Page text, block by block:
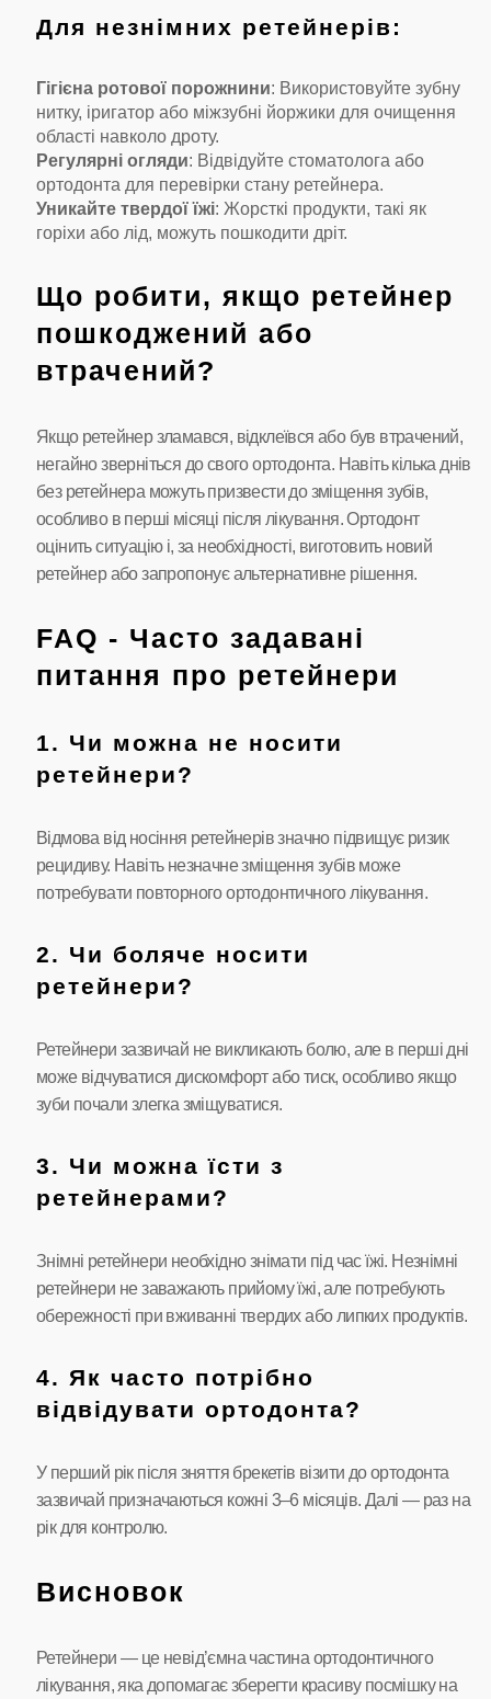
Для незнімних ретейнерів:
Гігієна ротової порожнини: Використовуйте зубну
нитку, іригатор або міжзубні йоржики для очищення
області навколо дроту.
Регулярні огляди: Відвідуйте стоматолога або
ортодонта для перевірки стану ретейнера.
Уникайте твердої їжі: Жорсткі продукти, такі як
горіхи або лід, можуть пошкодити дріт.
Що робити, якщо ретейнер
пошкоджений або
втрачений?
Якщо ретейнер зламався, відклеївся або був втрачений,
негайно зверніться до свого ортодонта. Навіть кілька днів
без ретейнера можуть призвести до зміщення зубів,
особливо в перші місяці після лікування. Ортодонт
оцінить ситуацію і, за необхідності, виготовить новий
ретейнер або запропонує альтернативне рішення.
FAQ - Часто задавані
питання про ретейнери
1. Чи можна не носити
ретейнери?
Відмова від носіння ретейнерів значно підвищує ризик
рецидиву. Навіть незначне зміщення зубів може
потребувати повторного ортодонтичного лікування.
2. Чи боляче носити
ретейнери?
Ретейнери зазвичай не викликають болю, але в перші дні
може відчуватися дискомфорт або тиск, особливо якщо
зуби почали злегка зміщуватися.
3. Чи можна їсти з
ретейнерами?
Знімні ретейнери необхідно знімати під час їжі. Незнімні
ретейнери не заважають прийому їжі, але потребують
обережності при вживанні твердих або липких продуктів.
4. Як часто потрібно
відвідувати ортодонта?
У перший рік після зняття брекетів візити до ортодонта
зазвичай призначаються кожні 3–6 місяців. Далі — раз на
рік для контролю.
Висновок
Ретейнери — це невід’ємна частина ортодонтичного
лікування, яка допомагає зберегти красиву посмішку на